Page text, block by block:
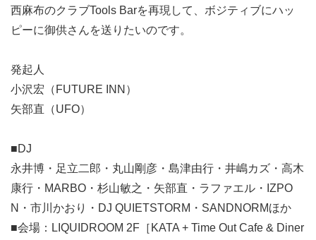
西麻布のクラブTools Barを再現して、ボジティブにハッ
ピーに御供さんを送りたいのです。
発起人
小沢宏（FUTURE INN）
矢部直（UFO）
■DJ
永井博・足立二郎・丸山剛彦・島津由行・井嶋カズ・高木
康行・MARBO・杉山敏之・矢部直・ラファエル・IZPO
N・市川かおり・DJ QUIETSTORM・SANDNORMほか
■会場：LIQUIDROOM 2F［KATA + Time Out Cafe & Diner